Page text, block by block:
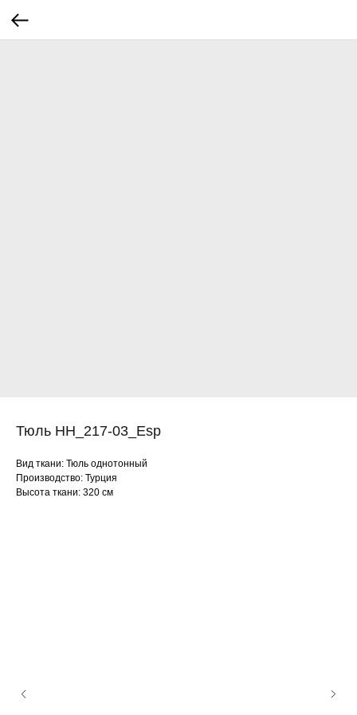
Тюль HH_217-03_Esp
Вид ткани: Тюль однотонный
Производство: Турция
Высота ткани: 320 см